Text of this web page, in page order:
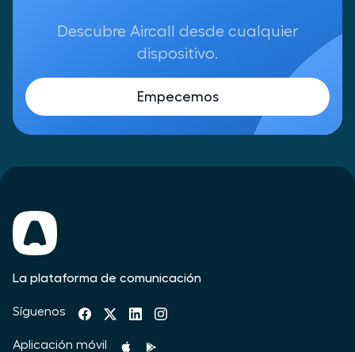
Descubre Aircall desde cualquier
dispositivo.
Empecemos
La plataforma de comunicación
Síguenos
Aplicación móvil